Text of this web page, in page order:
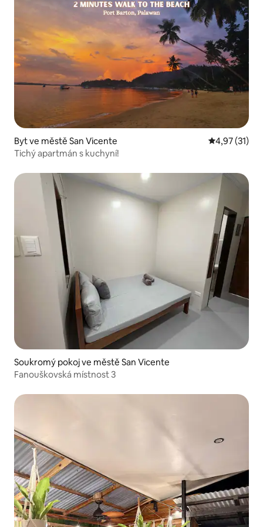
Byt ve městě San Vicente Průměrné
4,97 (31)
Tichý apartmán s kuchyní!
Soukromý pokoj ve městě San Vicente
Fanouškovská místnost 3